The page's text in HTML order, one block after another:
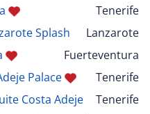
Tenerife
Splash
Lanzarote
Fuerteventura
Palace
Tenerife
Costa Adeje
Tenerife